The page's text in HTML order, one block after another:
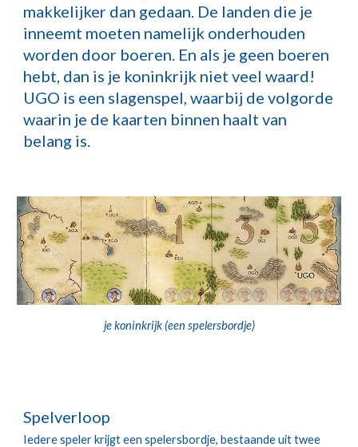
makkelijker dan gedaan. De landen die je
inneemt moeten namelijk onderhouden
worden door boeren. En als je geen boeren
hebt, dan is je koninkrijk niet veel waard!
UGO is een slagenspel, waarbij de volgorde
waarin je de kaarten binnen haalt van
belang is.
je koninkrijk (een spelersbordje)
Spelverloop
Iedere speler krijgt een spelersbordje, bestaande uit twee